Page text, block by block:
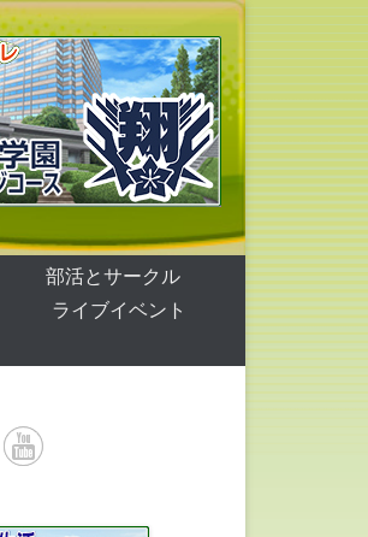
部活とサークル
ライブイベント